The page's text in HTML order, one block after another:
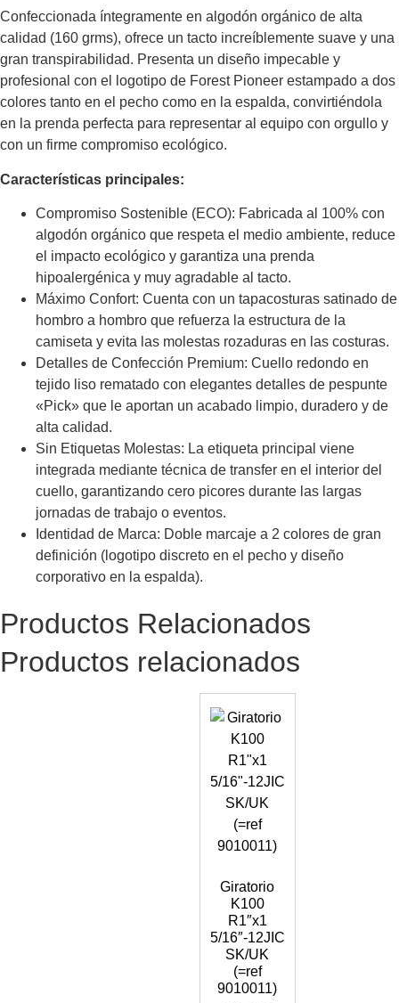
Confeccionada íntegramente en algodón orgánico de alta
calidad (160 grms), ofrece un tacto increíblemente suave y una
gran transpirabilidad. Presenta un diseño impecable y
profesional con el logotipo de Forest Pioneer estampado a dos
colores tanto en el pecho como en la espalda, convirtiéndola
en la prenda perfecta para representar al equipo con orgullo y
con un firme compromiso ecológico.
Características principales:
Compromiso Sostenible (ECO): Fabricada al 100% con
algodón orgánico que respeta el medio ambiente, reduce
el impacto ecológico y garantiza una prenda
hipoalergénica y muy agradable al tacto.
Máximo Confort: Cuenta con un tapacosturas satinado de
hombro a hombro que refuerza la estructura de la
camiseta y evita las molestas rozaduras en las costuras.
Detalles de Confección Premium: Cuello redondo en
tejido liso rematado con elegantes detalles de pespunte
«Pick» que le aportan un acabado limpio, duradero y de
alta calidad.
Sin Etiquetas Molestas: La etiqueta principal viene
integrada mediante técnica de transfer en el interior del
cuello, garantizando cero picores durante las largas
jornadas de trabajo o eventos.
Identidad de Marca: Doble marcaje a 2 colores de gran
definición (logotipo discreto en el pecho y diseño
corporativo en la espalda).
Productos Relacionados
Productos relacionados
Giratorio
K100
R1″x1
5/16″-12JIC
SK/UK
(=ref
9010011)